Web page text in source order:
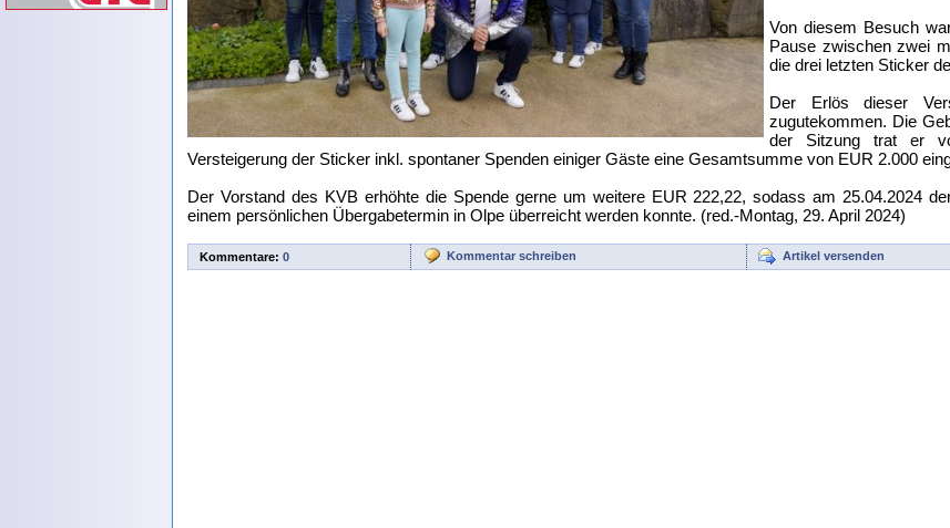
Von diesem Besuch
Pause zwischen zwei
die drei letzten Sticker
Der Erlös dieser
zugutekommen. Die
der Sitzung trat er
Versteigerung der Sticker inkl. spontaner Spenden einiger Gäste eine Gesamtsumme von EUR 2.000
Der Vorstand des KVB erhöhte die Spende gerne um weitere EUR 222,22, sodass am 25.04.2024
einem persönlichen Übergabetermin in Olpe überreicht werden konnte. (red.-Montag, 29. April 2024)
Kommentare: 0 Kommentar schreiben Artikel versenden